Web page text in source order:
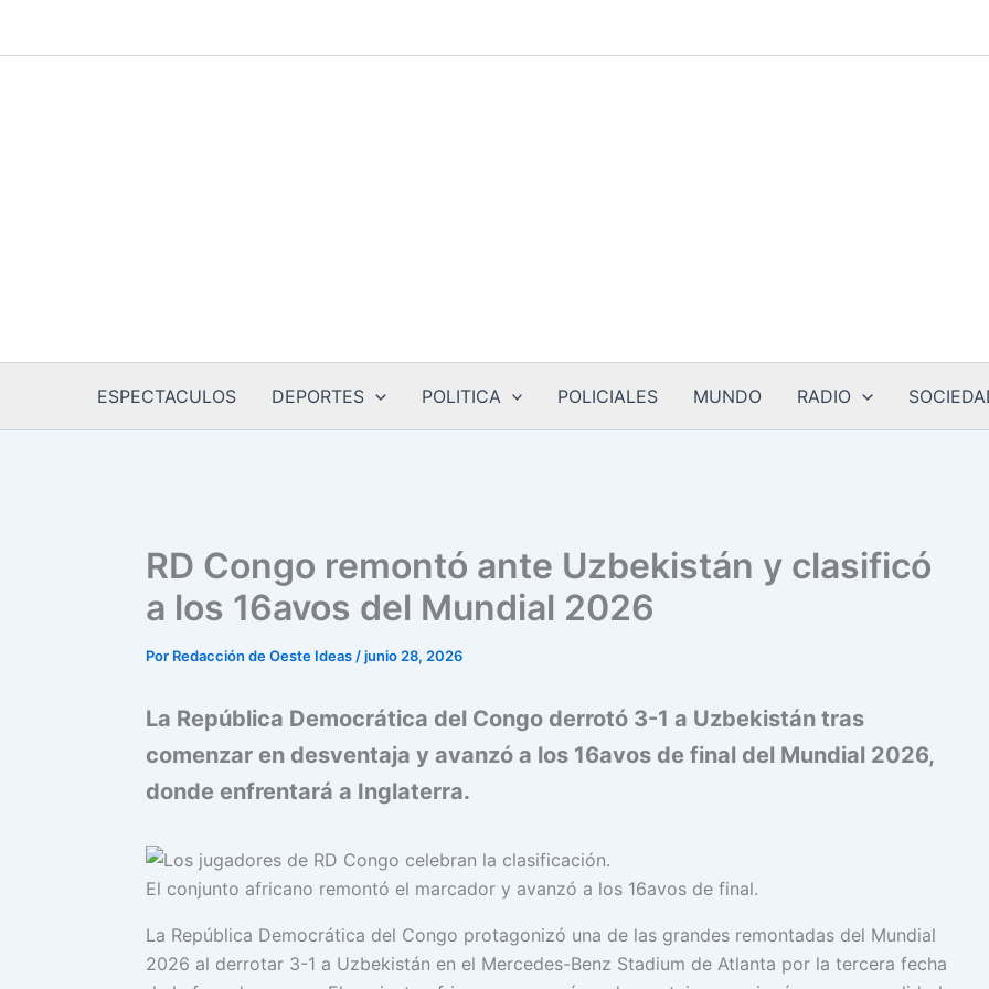
ESPECTACULOS DEPORTES POLITICA POLICIALES MUNDO RADIO
RD Congo remontó ante Uzbekistán y clasificó
a los 16avos del Mundial 2026
Por Redacción de Oeste Ideas /junio 28, 2026
La República Democrática del Congo derrotó 3-1 a Uzbekistán tras
comenzar en desventaja y avanzó a los 16avos de final del Mundial 2026,
donde enfrentará a Inglaterra.
El conjunto africano remontó el marcador y avanzó a los 16avos de final.
La República Democrática del Congo protagonizó una de las grandes remontadas del Mundial
2026 al derrotar 3-1 a Uzbekistán en el Mercedes-Benz Stadium de Atlanta por la tercera fecha